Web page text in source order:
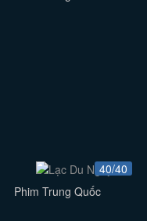
40/40
Phim Trung Quốc